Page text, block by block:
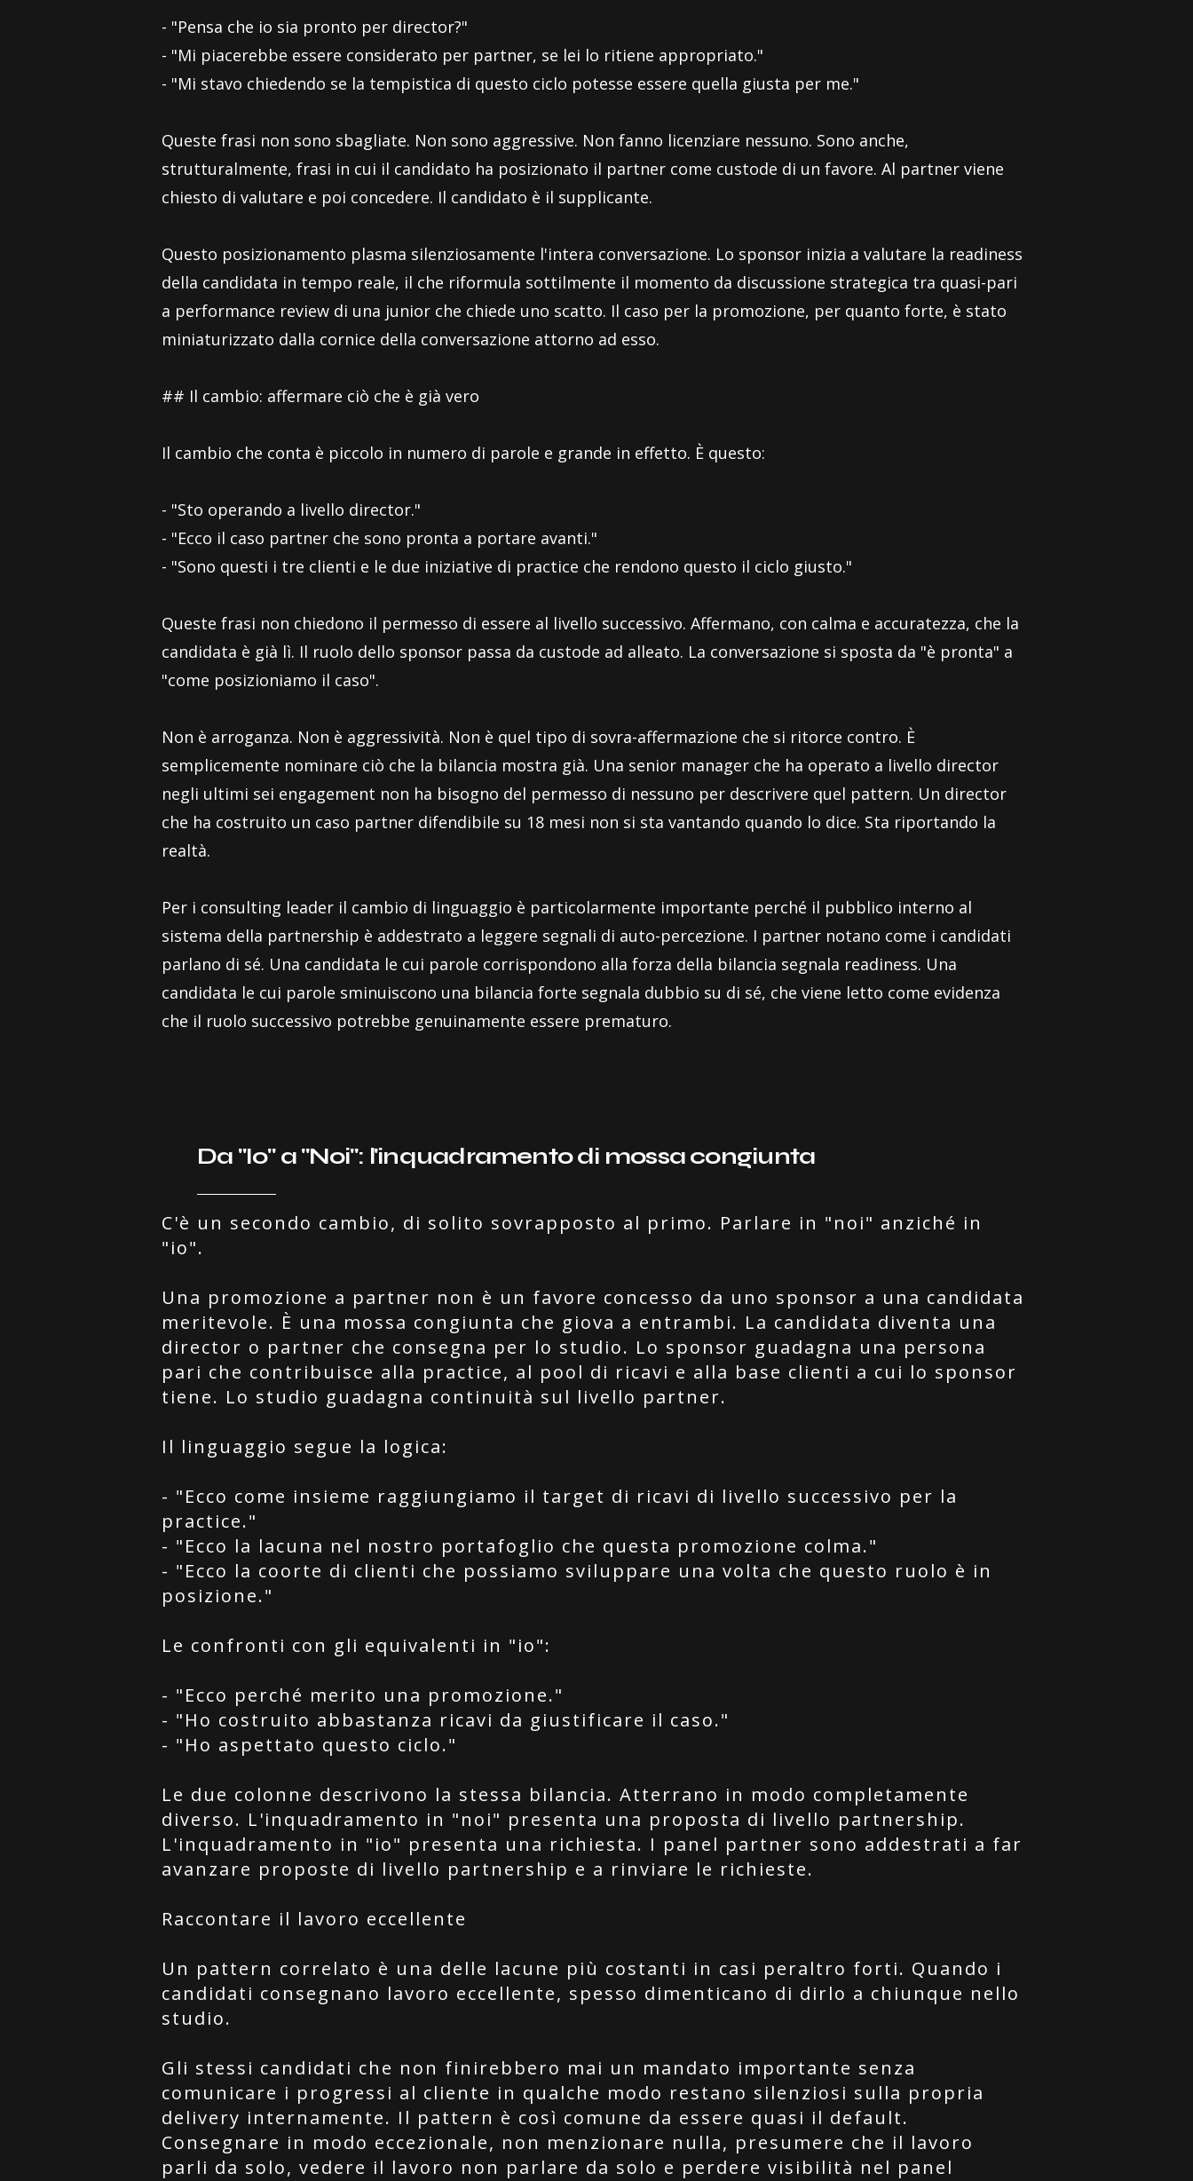
- "Pensa che io sia pronto per director?"
- "Mi piacerebbe essere considerato per partner, se lei lo ritiene appropriato."
- "Mi stavo chiedendo se la tempistica di questo ciclo potesse essere quella giusta per me."
Queste frasi non sono sbagliate. Non sono aggressive. Non fanno licenziare nessuno. Sono anche,
strutturalmente, frasi in cui il candidato ha posizionato il partner come custode di un favore. Al partner viene
chiesto di valutare e poi concedere. Il candidato è il supplicante.
Questo posizionamento plasma silenziosamente l'intera conversazione. Lo sponsor inizia a valutare la readiness
della candidata in tempo reale, il che riformula sottilmente il momento da discussione strategica tra quasi-pari
a performance review di una junior che chiede uno scatto. Il caso per la promozione, per quanto forte, è stato
miniaturizzato dalla cornice della conversazione attorno ad esso.
## Il cambio: affermare ciò che è già vero
Il cambio che conta è piccolo in numero di parole e grande in effetto. È questo:
- "Sto operando a livello director."
- "Ecco il caso partner che sono pronta a portare avanti."
- "Sono questi i tre clienti e le due iniziative di practice che rendono questo il ciclo giusto."
Queste frasi non chiedono il permesso di essere al livello successivo. Affermano, con calma e accuratezza, che la
candidata è già lì. Il ruolo dello sponsor passa da custode ad alleato. La conversazione si sposta da "è pronta" a
"come posizioniamo il caso".
Non è arroganza. Non è aggressività. Non è quel tipo di sovra-affermazione che si ritorce contro. È
semplicemente nominare ciò che la bilancia mostra già. Una senior manager che ha operato a livello director
negli ultimi sei engagement non ha bisogno del permesso di nessuno per descrivere quel pattern. Un director
che ha costruito un caso partner difendibile su 18 mesi non si sta vantando quando lo dice. Sta riportando la
realtà.
Per i consulting leader il cambio di linguaggio è particolarmente importante perché il pubblico interno al
sistema della partnership è addestrato a leggere segnali di auto-percezione. I partner notano come i candidati
parlano di sé. Una candidata le cui parole corrispondono alla forza della bilancia segnala readiness. Una
candidata le cui parole sminuiscono una bilancia forte segnala dubbio su di sé, che viene letto come evidenza
che il ruolo successivo potrebbe genuinamente essere prematuro.
Da "Io" a "Noi": l'inquadramento di mossa congiunta
C'è un secondo cambio, di solito sovrapposto al primo. Parlare in "noi" anziché in
"io".
Una promozione a partner non è un favore concesso da uno sponsor a una candidata
meritevole. È una mossa congiunta che giova a entrambi. La candidata diventa una
director o partner che consegna per lo studio. Lo sponsor guadagna una persona
pari che contribuisce alla practice, al pool di ricavi e alla base clienti a cui lo sponsor
tiene. Lo studio guadagna continuità sul livello partner.
Il linguaggio segue la logica:
- "Ecco come insieme raggiungiamo il target di ricavi di livello successivo per la
practice."
- "Ecco la lacuna nel nostro portafoglio che questa promozione colma."
- "Ecco la coorte di clienti che possiamo sviluppare una volta che questo ruolo è in
posizione."
Le confronti con gli equivalenti in "io":
- "Ecco perché merito una promozione."
- "Ho costruito abbastanza ricavi da giustificare il caso."
- "Ho aspettato questo ciclo."
Le due colonne descrivono la stessa bilancia. Atterrano in modo completamente
diverso. L'inquadramento in "noi" presenta una proposta di livello partnership.
L'inquadramento in "io" presenta una richiesta. I panel partner sono addestrati a far
avanzare proposte di livello partnership e a rinviare le richieste.
Raccontare il lavoro eccellente
Un pattern correlato è una delle lacune più costanti in casi peraltro forti. Quando i
candidati consegnano lavoro eccellente, spesso dimenticano di dirlo a chiunque nello
studio.
Gli stessi candidati che non finirebbero mai un mandato importante senza
comunicare i progressi al cliente in qualche modo restano silenziosi sulla propria
delivery internamente. Il pattern è così comune da essere quasi il default.
Consegnare in modo eccezionale, non menzionare nulla, presumere che il lavoro
parli da solo, vedere il lavoro non parlare da solo e perdere visibilità nel panel